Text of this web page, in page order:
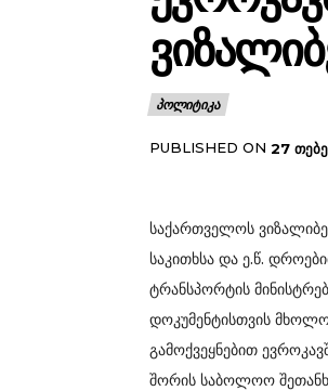
ᲞᲝᲚᲘᲢᲘᲙᲐ
PUBLISHED ON 27
საქართველოს
საკითხსა და ე.წ.
ტრანსპორტის
დოკუმენტისთვის
გამოქვეყნებით
შორის საბოლოო